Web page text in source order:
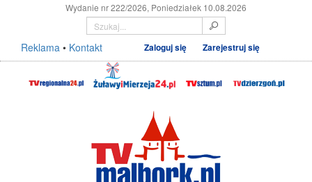
Wydanie nr 222/2026, Poniedziałek 10.08.2026
Reklama • Kontakt Zaloguj się Zarejestruj się